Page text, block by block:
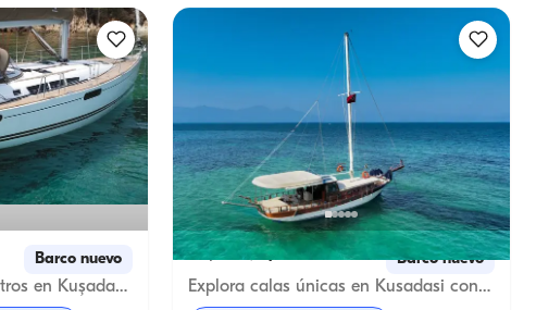
Barco nuevo
Lujoso velero de 15 metros en Kuşadası: 3 camarotes, 6 invitados para su crucero azul y recuerdos especiales
Kuşadası, Aydın Barco nuevo
Explora calas únicas en Kusadasi con barco privado